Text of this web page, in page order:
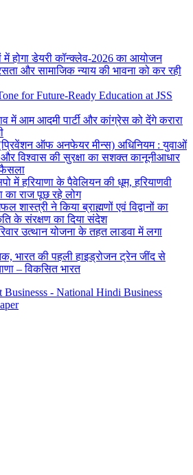
होगा डेयरी कॉन्क्लेव-2026 का आयोजन
और सामाजिक न्याय की भावना को कर रही
for Future-Ready Education at JSS
में आम आदमी पार्टी और कांग्रेस को देंगे करारा
ऑफ अनफेयर मीन्स) अधिनियम : युवाओं
और विश्वास की सुरक्षा का सशक्त कानूनीआधार
फैसला
में हरियाणा के पैवेलियन की धूम, हरियाणवी
का राज पूछ रहे लोग
शास्त्री ने किया ब्राह्मणों एवं विद्वानों का
के संरक्षण का दिया संदेश
उत्थान योजना के तहत लाडवा में लगा
भारत की पहली हाइड्रोजन ट्रेन जींद से
– विकसित भारत
Businesss - National Hindi Business